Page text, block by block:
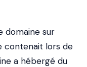
domaine sur
contenait lors de
a hébergé du